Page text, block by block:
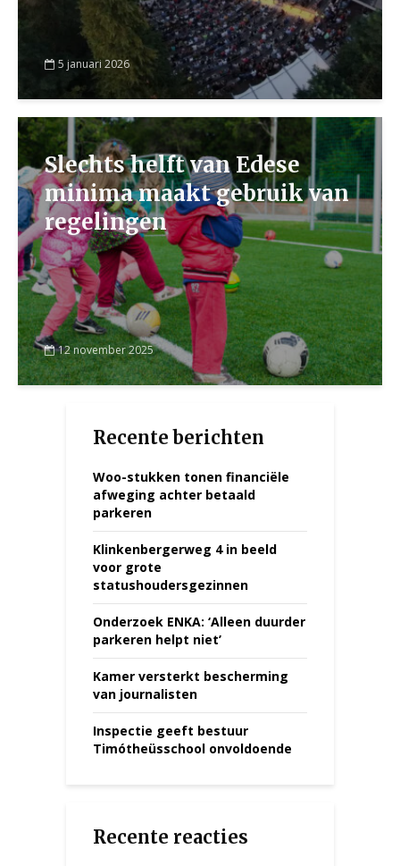
5 januari 2026
Slechts helft van Edese
minima maakt gebruik van
regelingen
12 november 2025
Recente berichten
Woo-stukken tonen financiële
afweging achter betaald
parkeren
Klinkenbergerweg 4 in beeld
voor grote
statushoudersgezinnen
Onderzoek ENKA: ‘Alleen duurder
parkeren helpt niet’
Kamer versterkt bescherming
van journalisten
Inspectie geeft bestuur
Timótheüsschool onvoldoende
Recente reacties